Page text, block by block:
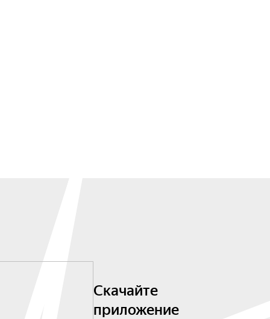
Скачайте
приложение